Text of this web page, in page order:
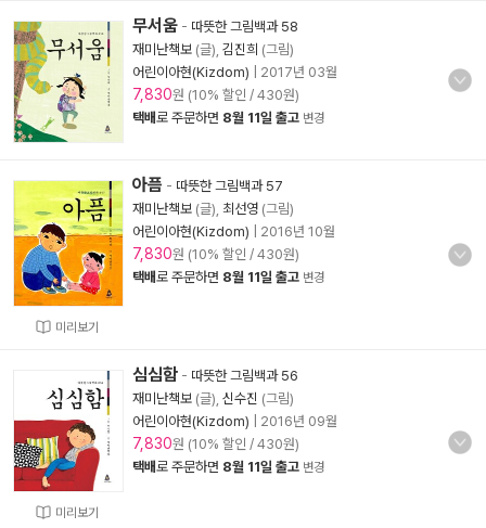
무서움 - 따뜻한 그림백과 58
재미난책보 (글), 김진희 (그림)
어린이아현(Kizdom)
2017년 03월
7,830원 (10% 할인 / 430원)
택배로 주문하면 8월 11일 출고 변경
미리보기
아픔 - 따뜻한 그림백과 57
재미난책보 (글), 최선영 (그림)
어린이아현(Kizdom)
2016년 10월
7,830원 (10% 할인 / 430원)
택배로 주문하면 8월 11일 출고 변경
미리보기
심심함 - 따뜻한 그림백과 56
재미난책보 (글), 신수진 (그림)
어린이아현(Kizdom)
2016년 09월
7,830원 (10% 할인 / 430원)
택배로 주문하면 8월 11일 출고 변경